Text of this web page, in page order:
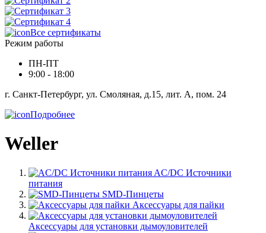
Все сертификаты
Режим работы
ПН-ПТ
9:00 - 18:00
г. Санкт-Петербург, ул. Смоляная, д.15, лит. А, пом. 24
Подробнее
Weller
AC/DC Источники
питания
SMD-Пинцеты
Аксессуары для пайки
Аксессуары для установки дымоуловителей